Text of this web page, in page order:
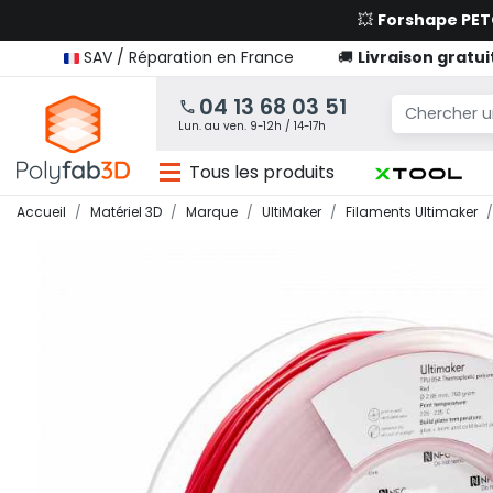
💥 Forshape
SAV / Réparation en France
🚚 Livraison
04 13 68 03 51
Lun. au ven. 9-12h / 14-17h
Tous les produits
Accueil Matériel 3D Marque UltiMaker Filaments Ultimaker